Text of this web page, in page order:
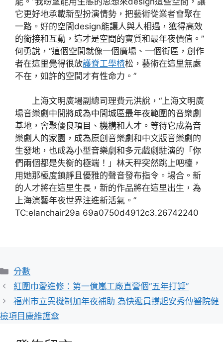
它更好地承載新型扮演情勢，把藝術從業者會聚在
一路。好的空間design能讓人與人相遇，獲得高效
的銜接和互動，這才是空間的實質和最年夜價值。”
何勇說，“這個空間就像一個廣場、一個街區，創作
者在這里覺得很放護脊工學椅松，藝術在這里無處
不在，如許的空間才有性命力。”
上海文明廣場副總司理費元洪說，“上海文明廣
場音樂劇中間將成為中間城區最年夜範圍的音樂劇
基地，會聚優良項目、機構和人才。等待它成為音
樂劇人的家園，成為原創音樂劇和中文版音樂劇的
生發地，也成為小型音樂劇和多元戲劇駐演的「你
們兩個都是失衡的極端！」林天秤突然跳上吧檯，
用她那極度鎮靜且優雅的聲音發布指令。場合。新
的人才將在這里生長，新的作品將在這里出生，為
上海演藝年夜世界注進新活氣。”
TC:elanchair29a 69a0750d4912c3.26742240
分
類
分數
紅圍巾愛進修：第一億嵐工廠直營個“五年打算”
福州市立異機制加年夜補助 為快遞員撐起安秀傳醫院健
檢項目康維護傘